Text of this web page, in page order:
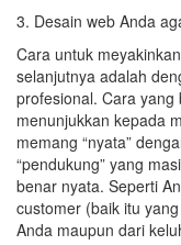
3. Desain web Anda
Cara untuk
selanjutnya adalah
profesional. Cara yang
menunjukkan kepada
memang “nyata”
“pendukung” yang
benar nyata. Seperti
customer (baik itu
Anda maupun dari